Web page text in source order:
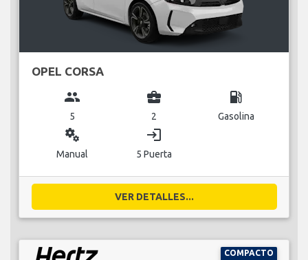
OPEL CORSA
group
5
business_center
2
local_gas_station
Gasolina
miscellaneous_services
Manual
login
5 Puerta
VER DETALLES...
COMPACTO